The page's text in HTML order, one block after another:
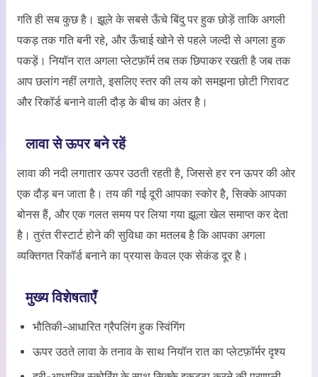
गति ही सब कुछ है। झूले के सबसे ऊँचे बिंदु पर हुक छोड़ें ताकि अगली
पकड़ तक गति बनी रहे, और ऊँचाई खोने से पहले जल्दी से अगला हुक
पकड़ें। नियॉन रात अगला प्लेटफ़ॉर्म तब तक छिपाकर रखती है जब तक
आप छलांग नहीं लगाते, इसलिए स्तर की लय को समझना छोटी गिरावट
और रिकॉर्ड बनाने वाली दौड़ के बीच का अंतर है।
लावा से ऊपर बने रहें
लावा की नदी लगातार ऊपर उठती रहती है, जिससे हर रन ऊपर की ओर
एक दौड़ बन जाता है। तय की गई दूरी आपका स्कोर है, सिक्के आपका
बोनस हैं, और एक गलत समय पर लिया गया झूला खेल समाप्त कर देता
है। तुरंत रीस्टार्ट होने की सुविधा का मतलब है कि आपका अगला
व्यक्तिगत रिकॉर्ड बनाने का प्रयास केवल एक सेकंड दूर है।
मुख्य विशेषताएँ
भौतिकी-आधारित ग्रैपलिंग हुक स्विंगिंग
ऊपर उठते लावा के तनाव के साथ नियॉन रात का प्लेटफ़ॉर्मर दृश्य